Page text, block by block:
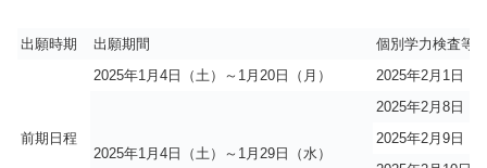
出願時期 出願期間 個別学力検査等
前期日程
2025年1月4日（土）～1月20日（月） 2025年2月1日（
2025年1月4日（土）～1月29日（水）
2025年2月8日（
2025年2月9日（